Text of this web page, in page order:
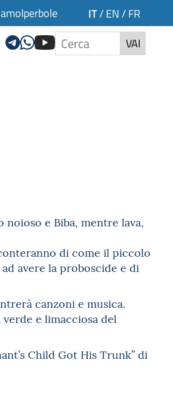
Iperbole IT/ EN / FR
VAI
noioso e Biba, mentre lava,
di come il piccolo
avere la proboscide e di
canzoni e musica.
e limacciosa del
Child Got His Trunk” di